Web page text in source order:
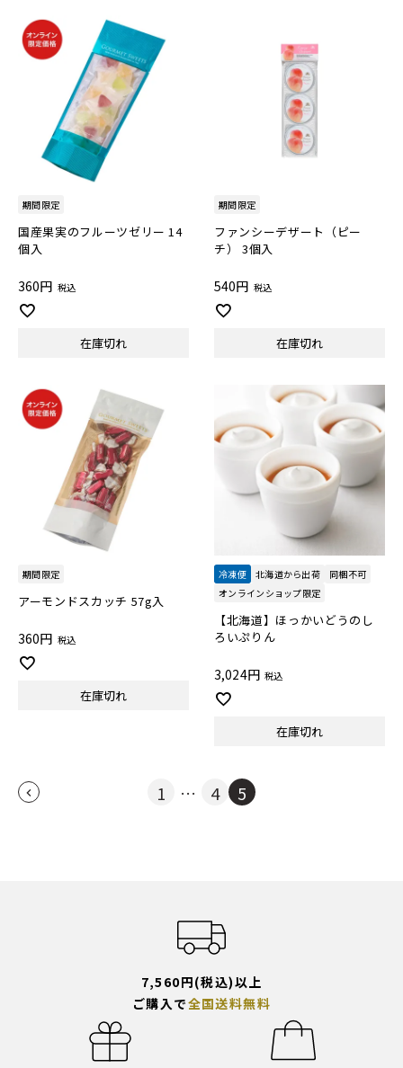
期間限定
国産果実のフルーツゼリー 14
個入
360 税込
在庫切れ
期間限定
ファンシーデザート（ピー
チ） 3個入
540 税込
在庫切れ
期間限定
アーモンドスカッチ 57g入
360 税込
在庫切れ
冷凍便 北海道から出荷
同梱不可
オンラインショップ限定
【北海道】ほっかいどうのし
ろいぷりん
3,024 税込
在庫切れ
1 … 4 5
7,560円(税込)以上
ご購入で全国送料無料